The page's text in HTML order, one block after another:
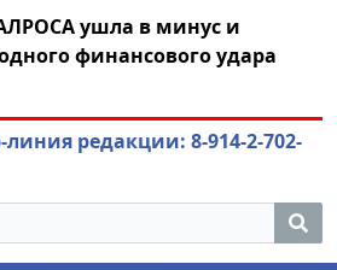
ушла в минус и
финансового удара
линия редакции: 8-914-2-702-